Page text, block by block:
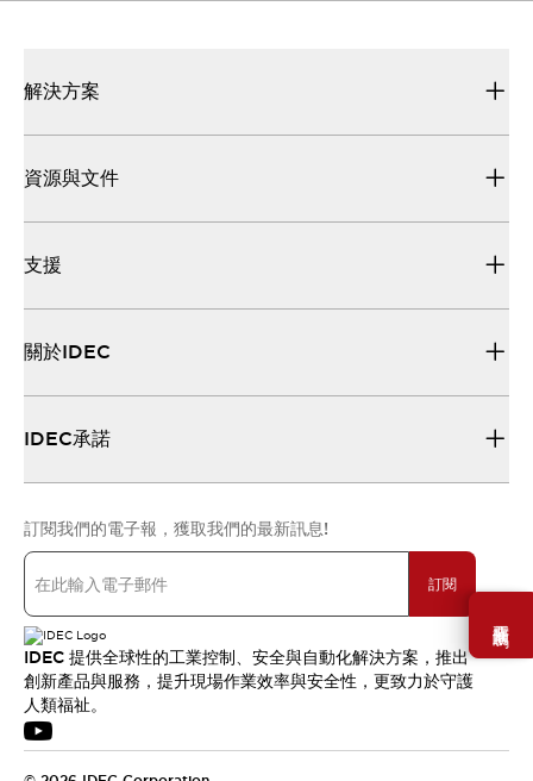
需要幫助嗎？
解決方案
資源與文件
支援
關於IDEC
IDEC承諾
訂閱我們的電子報，獲取我們的最新訊息!
訂閱
IDEC 提供全球性的工業控制、安全與自動化解決方案，推出
創新產品與服務，提升現場作業效率與安全性，更致力於守護
人類福祉。